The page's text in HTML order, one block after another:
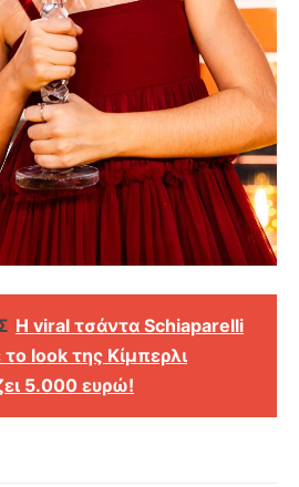
Η viral τσάντα Schiaparelli
look της Κίμπερλι
5.000 ευρώ!